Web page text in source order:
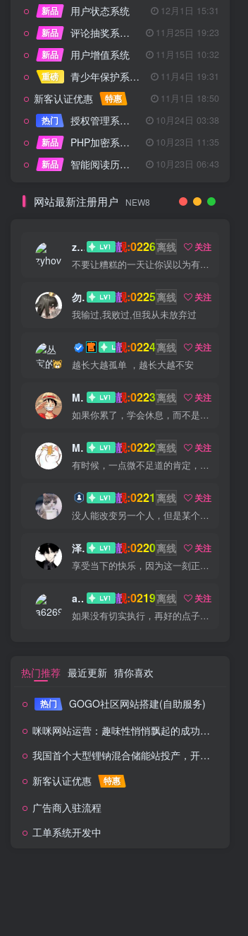
新品
用户状态系统
12月1日 15:31
新品
评论抽奖系统 – 完整功能详解
11月25日 19:23
新品
用户增值系统
11月15日 10:32
重磅
青少年保护系统 专为子比主题开发 11月4日 19:31
新客认证优惠 特惠
11月1日 18:50
热门
授权管理系统子比主题专版
10月24日 03:38
新品
PHP加密系统专业版
10月23日 11:35
新品
智能阅读历史系统 10月23日 06:43
网站最新注册用户 NEW8
zyhove 靓:0226离线
关注
不要让糟糕的一天让你误以为有个糟糕的人生
勿听 靓:0225离线
关注
我输过,我败过,但我从未放弃过
丛宝 靓:0224离线
关注
越长大越孤单 ，越长大越不安
MS-康娃 靓:0223离线
关注
如果你累了，学会休息，而不是放弃
Miss 先生 靓:0222离线
关注
有时候，一点微不足道的肯定，对我却意义非凡
猫小白 靓:0221 离线
关注
没人能改变另一个人，但是某个人能成为一个人改变的原因
泽宇 靓:0220离线
关注
享受当下的快乐，因为这一刻正是你的人生
a626911 靓:0219离线
关注
如果没有切实执行，再好的点子也是徒劳
热门推荐 最近更新 猜你喜欢
热门
GOGO社区网站搭建(自助服务)
咪咪网站运营：趣味性悄悄飘起的成功风头
我国首个大型锂钠混合储能站投产，开启储能新时代
新客认证优惠
特惠
广告商入驻流程
工单系统开发中